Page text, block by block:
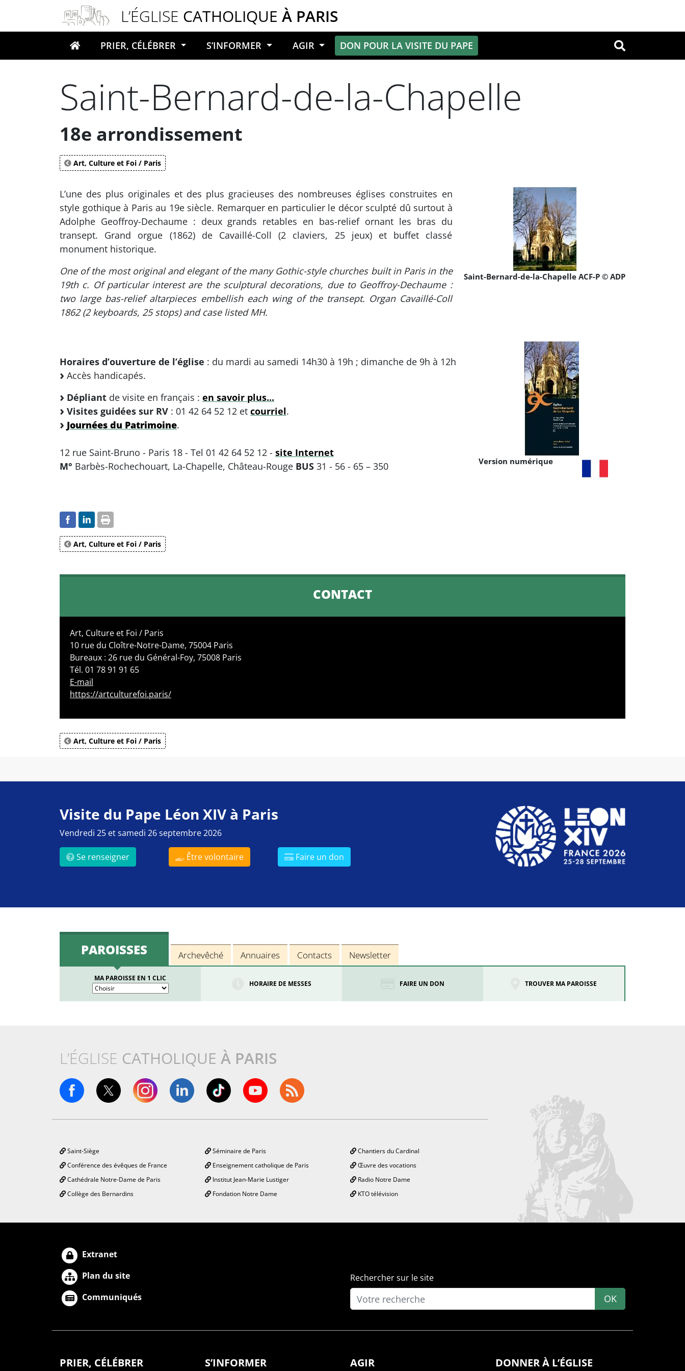
L’ÉGLISE CATHOLIQUE À PARIS
Votre recherche OK
PRIER, CÉLÉBRER S’INFORMER AGIR DON POUR LA VISITE DU PAPE
Saint-Bernard-de-la-Chapelle
18e arrondissement
Art, Culture et Foi / Paris
Saint-Bernard-de-la-Chapelle ACF-P © ADP
L’une des plus originales et des plus gracieuses des nombreuses églises construites en
style gothique à Paris au 19e siècle. Remarquer en particulier le décor sculpté dû surtout à
Adolphe Geoffroy-Dechaume : deux grands retables en bas-relief ornant les bras du
transept. Grand orgue (1862) de Cavaillé-Coll (2 claviers, 25 jeux) et buffet classé
monument historique.
One of the most original and elegant of the many Gothic-style churches built in Paris in the
19th c. Of particular interest are the sculptural decorations, due to Geoffroy-Dechaume :
two large bas-relief altarpieces embellish each wing of the transept. Organ Cavaillé-Coll
1862 (2 keyboards, 25 stops) and case listed MH.
Version numérique
Horaires d’ouverture de l’église : du mardi au samedi 14h30 à 19h ; dimanche de 9h à 12h
Accès handicapés.
Dépliant de visite en français : en savoir plus...
Visites guidées sur RV : 01 42 64 52 12 et courriel.
Journées du Patrimoine.
12 rue Saint-Bruno - Paris 18 - Tel 01 42 64 52 12 - site Internet
M° Barbès-Rochechouart, La-Chapelle, Château-Rouge BUS 31 - 56 - 65 – 350
Art, Culture et Foi / Paris
CONTACT
Art, Culture et Foi / Paris
10 rue du Cloître-Notre-Dame, 75004 Paris
Bureaux : 26 rue du Général-Foy, 75008 Paris
Tél. 01 78 91 91 65
E-mail
https://artculturefoi.paris/
Art, Culture et Foi / Paris
Visite du Pape Léon XIV à Paris
Vendredi 25 et samedi 26 septembre 2026
Se renseigner Être volontaire Faire un don
PAROISSES Archevêché Annuaires Contacts Newsletter
MA PAROISSE EN 1 CLIC
HORAIRE DE MESSES FAIRE UN DON TROUVER MA PAROISSE
L’ÉGLISE CATHOLIQUE À PARIS
Saint-Siège
Conférence des évêques de France
Cathédrale Notre-Dame de Paris
Collège des Bernardins
Séminaire de Paris
Enseignement catholique de Paris
Institut Jean-Marie Lustiger
Fondation Notre Dame
Chantiers du Cardinal
Œuvre des vocations
Radio Notre Dame
KTO télévision
Extranet
Plan du site
Communiqués
Rechercher sur le site
OK
PRIER, CÉLÉBRER S’INFORMER AGIR DONNER À L’ÉGLISE
Panneau de gestion des cookies